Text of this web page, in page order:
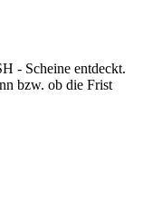
- Scheine entdeckt.
bzw. ob die Frist